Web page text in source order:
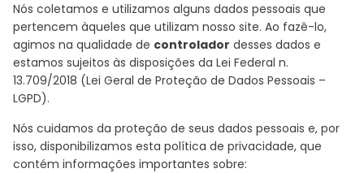
Nós coletamos e utilizamos alguns dados pessoais que
pertencem àqueles que utilizam nosso site. Ao fazê-lo,
agimos na qualidade de controlador desses dados e
estamos sujeitos às disposições da Lei Federal n.
13.709/2018 (Lei Geral de Proteção de Dados Pessoais –
LGPD).
Nós cuidamos da proteção de seus dados pessoais e, por
isso, disponibilizamos esta política de privacidade, que
contém informações importantes sobre: